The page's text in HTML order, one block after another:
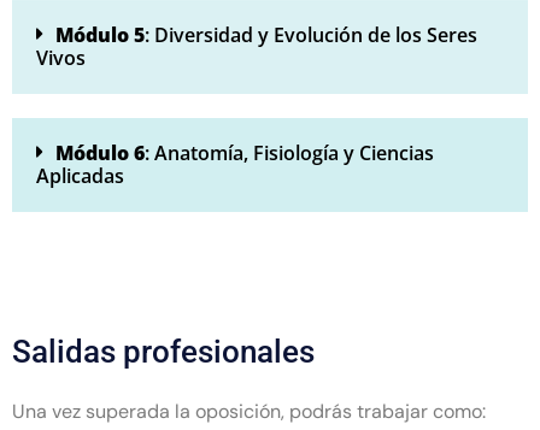
Módulo 5: Diversidad y Evolución de los Seres
Vivos
Módulo 6: Anatomía, Fisiología y Ciencias
Aplicadas
Salidas profesionales
Una vez superada la oposición, podrás trabajar como: